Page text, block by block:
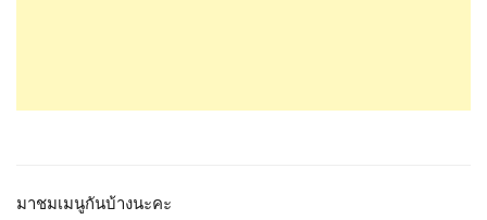
มาชมเมนูกันบ้างนะคะ